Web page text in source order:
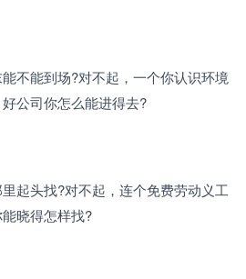
不能到场?对不起，一个你认识环境
公司你怎么能进得去?
起头找?对不起，连个免费劳动义工
晓得怎样找?